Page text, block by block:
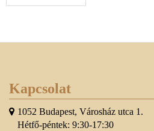
Kapcsolat
1052 Budapest, Városház utca 1.
Hétfő-péntek: 9:30-17:30